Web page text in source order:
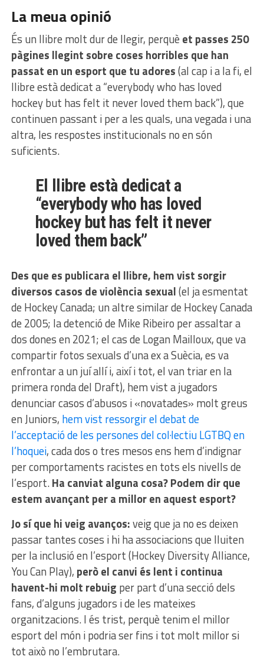
La meua opinió
És un llibre molt dur de llegir, perquè et passes 250
pàgines llegint sobre coses horribles que han
passat en un esport que tu adores(al cap i a la fi, el
llibre està dedicat a “everybody who has loved
hockey but has felt it never loved them back”), que
continuen passant i per a les quals, una vegada i una
altra, les respostes institucionals no en són
suficients.
El llibre està dedicat a
“everybody who has loved
hockey but has felt it never
loved them back”
Des que es publicara el llibre, hem vist sorgir
diversos casos de violència sexual(el ja esmentat
de Hockey Canada; un altre similar de Hockey Canada
de 2005; la detenció de Mike Ribeiro per assaltar a
dos dones en 2021; el cas de Logan Mailloux, que va
compartir fotos sexuals d’una ex a Suècia, es va
enfrontar a un juí allí i, així i tot, el van triar en la
primera ronda del Draft), hem vist a jugadors
denunciar casos d’abusos i «novatades» molt greus
en Juniors, hem vist ressorgir el debat de
l’acceptació de les persones del col·lectiu LGTBQ en
l’hoquei, cada dos o tres mesos ens hem d’indignar
per comportaments racistes en tots els nivells de
l’esport.Ha canviat alguna cosa? Podem dir que
estem avançant per a millor en aquest esport?
Jo sí que hi veig avanços:veig que ja no es deixen
passar tantes coses i hi ha associacions que lluiten
per la inclusió en l’esport (Hockey Diversity Alliance,
You Can Play), però el canvi és lent i continua
havent-hi molt rebuig per part d’una secció dels
fans, d’alguns jugadors i de les mateixes
organitzacions. I és trist, perquè tenim el millor
esport del món i podria ser fins i tot molt millor si
tot això no l’embrutara.